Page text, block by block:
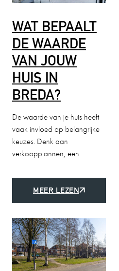
WAT BEPAALT
DE WAARDE
VAN JOUW
HUIS IN
BREDA?
De waarde van je huis heeft
vaak invloed op belangrijke
keuzes. Denk aan
verkoopplannen, een…
MEER LEZEN